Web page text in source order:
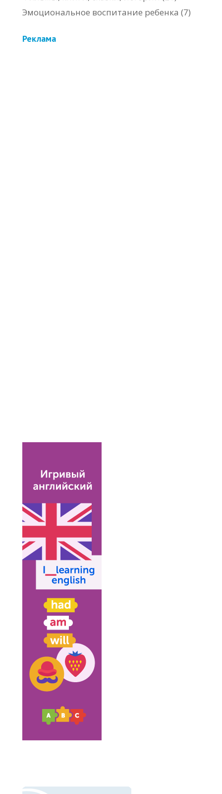
Эмоциональное воспитание ребенка (7)
Реклама